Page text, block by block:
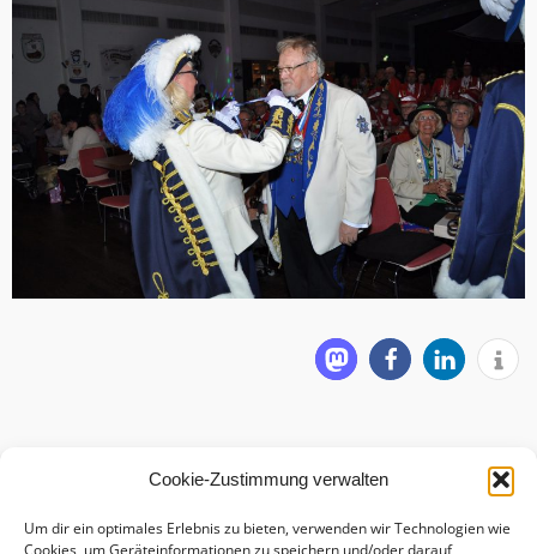
Cookie-Zustimmung verwalten
Um dir ein optimales Erlebnis zu bieten, verwenden wir Technologien wie
Cookies, um Geräteinformationen zu speichern und/oder darauf